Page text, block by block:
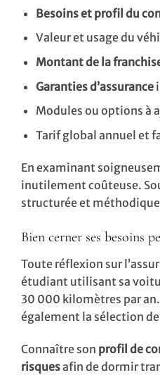
Besoins et profil du
Valeur et usage du
Montant de la
Garanties d’assurance
Modules ou options à
Tarif global annuel et
En examinant
inutilement coûteuse.
structurée et
Bien cerner ses besoins
Toute réflexion sur
étudiant utilisant sa
30 000 kilomètres par
également la sélection
Connaître son profil de
risquesafin de dormir